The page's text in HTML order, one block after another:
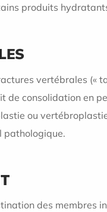
produits
vertébrales
consolidation en
ou
pathologique.
des membres